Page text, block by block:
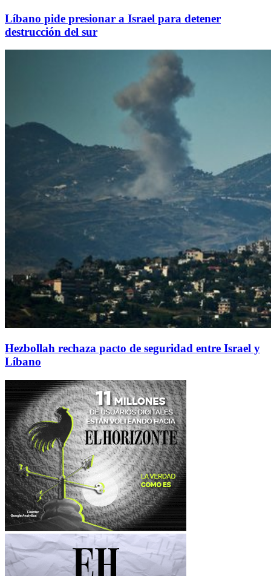
Líbano pide presionar a Israel para detener
destrucción del sur
Hezbollah rechaza pacto de seguridad entre Israel y
Líbano